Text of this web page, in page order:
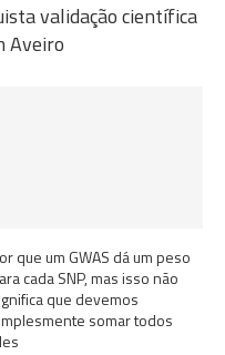
validação científica
Aveiro
que um GWAS dá um peso
cada SNP, mas isso não
que devemos
somar todos